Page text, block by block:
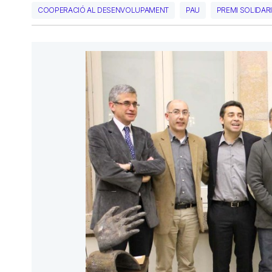
COOPERACIÓ AL DESENVOLUPAMENT PAU PREMI